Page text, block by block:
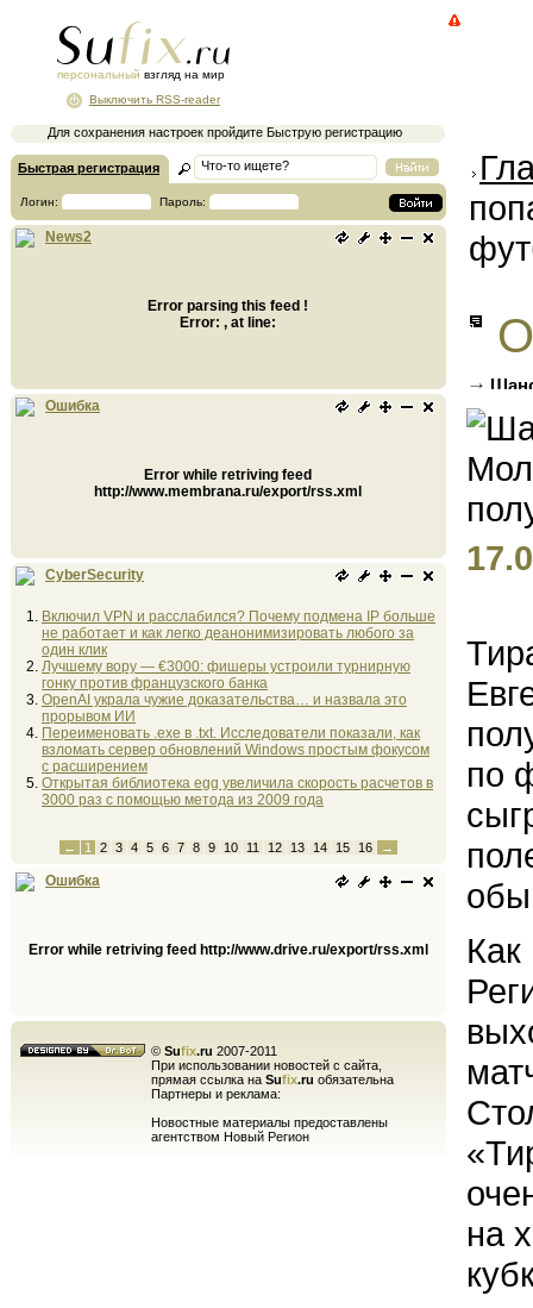
персональный взгляд на мир
Для сохранения настроек пройдите Быструю регистрацию
Выключить RSS-reader
Быстрая регистрация
Логин: Пароль:
News2
Error parsing this feed !
Error: , at line:
Ошибка
Error while retriving feed
http://www.membrana.ru/export/rss.xml
CyberSecurity
Включил VPN и расслабился? Почему подмена IP больше
не работает и как легко деанонимизировать любого за
один клик
Лучшему вору — €3000: фишеры устроили турнирную
гонку против французского банка
OpenAI украла чужие доказательства… и назвала это
прорывом ИИ
Переименовать .exe в .txt. Исследователи показали, как
взломать сервер обновлений Windows простым фокусом
с расширением
Открытая библиотека egg увеличила скорость расчетов в
3000 раз с помощью метода из 2009 года
← 1 2 3 4 5 6 7 8 9 10 11 12 13 14 15 16 →
Ошибка
Error while retriving feed http://www.drive.ru/export/rss.xml
© Sufix.ru 2007-2011
При использовании новостей с сайта,
прямая ссылка на Sufix.ru обязательна
Партнеры и реклама:
Новостные материалы предоставлены
агентством Новый Регион
по
Как
на